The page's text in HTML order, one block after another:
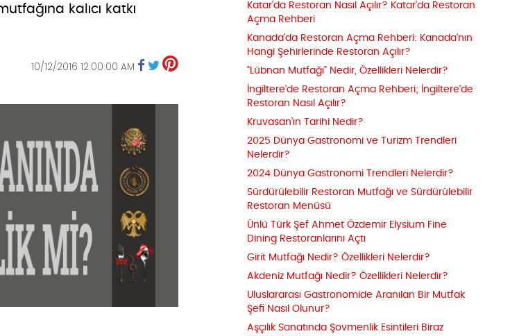
kalıcı katkı
10/12/2016 12:00:00 AM
Katar'da Restoran Nasıl Açılır? Katar'da Restoran
Açma Rehberi
Kanada'da Restoran Açma Rehberi: Kanada'nın
Hangi Şehirlerinde Restoran Açılır?
"Lübnan Mutfağı" Nedir, Özellikleri Nelerdir?
İngiltere'de Restoran Açma Rehberi; İngiltere'de
Restoran Nasıl Açılır?
Kruvasan’ın Tarihi Nedir?
2025 Dünya Gastronomi ve Turizm Trendleri
Nelerdir?
2024 Dünya Gastronomi Trendleri Nelerdir?
Sürdürülebilir Restoran Mutfağı ve Sürdürülebilir
Restoran Menüsü
Ünlü Türk Şef Ahmet Özdemir Elysium Fine
Dining Restoranlarını Açtı
Girit Mutfağı Nedir? Özellikleri Nelerdir?
Akdeniz Mutfağı Nedir? Özellikleri Nelerdir?
Uluslararası Gastronomide Aranılan Bir Mutfak
Şefi Nasıl Olunur?
Aşçılık Sanatında Şovmenlik Esintileri Biraz